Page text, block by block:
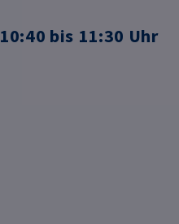
10:40 bis 11:30 Uhr